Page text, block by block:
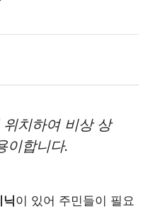
치하여 비상 상
이합니다.
닉이 있어 주민들이 필요